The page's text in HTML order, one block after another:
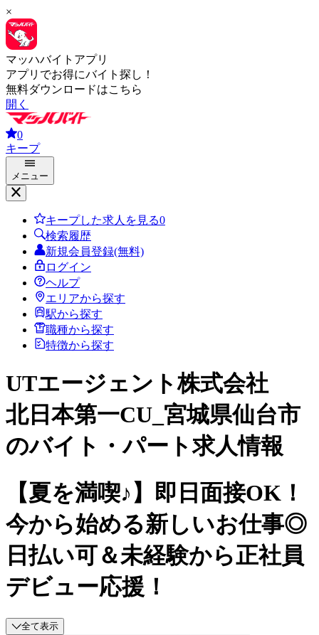
×
マッハバイトアプリ
アプリでお得にバイト探し！
無料ダウンロードはこちら
開く
0
キープ
メニュー
キープした求人を見る0
検索履歴
新規会員登録(無料)
ログイン
ヘルプ
エリアから探す
駅から探す
職種から探す
特徴から探す
UTエージェント株式会社
北日本第一CU_宮城県仙台市
のバイト・パート求人情報
【夏を満喫♪】即日面接OK！
今から始める新しいお仕事◎
日払い可＆未経験から正社員
デビュー応援！
全て表示